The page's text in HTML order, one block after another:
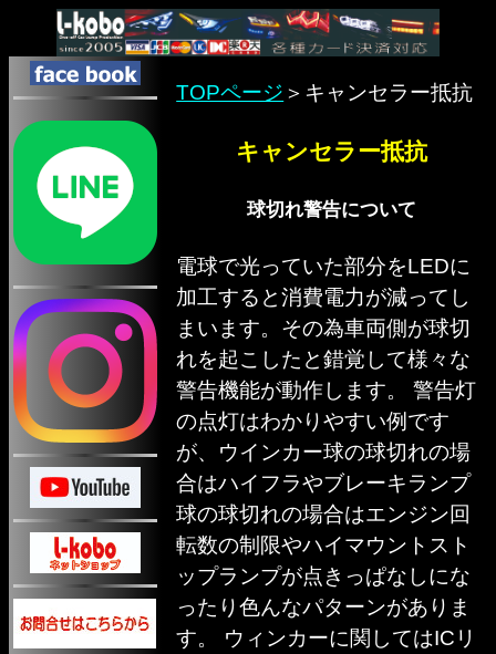
TOPページ ＞キャンセラー抵抗
キャンセラー抵抗
球切れ警告について
電球で光っていた部分をLEDに
加工すると消費電力が減ってし
まいます。その為車両側が球切
れを起こしたと錯覚して様々な
警告機能が動作します。 警告灯
の点灯はわかりやすい例です
が、ウインカー球の球切れの場
合はハイフラやブレーキランプ
球の球切れの場合はエンジン回
転数の制限やハイマウントスト
ップランプが点きっぱなしにな
ったり色んなパターンがありま
す。 ウィンカーに関してはICリ